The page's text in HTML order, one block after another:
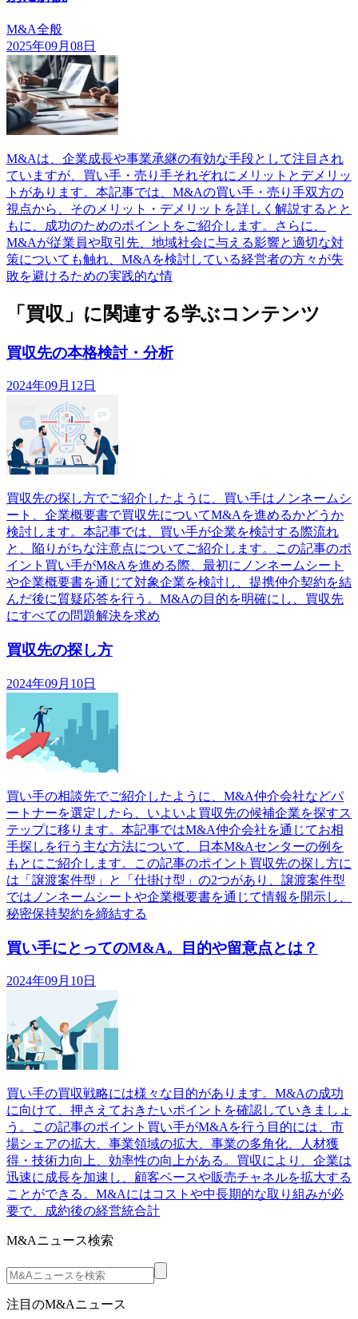
M&A全般
2025年09月08日
M&Aは、企業成長や事業承継の有効な手段として注目され
ていますが、買い手・売り手それぞれにメリットとデメリッ
トがあります。本記事では、M&Aの買い手・売り手双方の
視点から、そのメリット・デメリットを詳しく解説するとと
もに、成功のためのポイントをご紹介します。さらに、
M&Aが従業員や取引先、地域社会に与える影響と適切な対
策についても触れ、M&Aを検討している経営者の方々が失
敗を避けるための実践的な情
「買収」に関連する学ぶコンテンツ
買収先の本格検討・分析
2024年09月12日
買収先の探し方でご紹介したように、買い手はノンネームシ
ート、企業概要書で買収先についてM&Aを進めるかどうか
検討します。本記事では、買い手が企業を検討する際流れ
と、陥りがちな注意点についてご紹介します。この記事のポ
イント買い手がM&Aを進める際、最初にノンネームシート
や企業概要書を通じて対象企業を検討し、提携仲介契約を結
んだ後に質疑応答を行う。M&Aの目的を明確にし、買収先
にすべての問題解決を求め
買収先の探し方
2024年09月10日
買い手の相談先でご紹介したように、M&A仲介会社などパ
ートナーを選定したら、いよいよ買収先の候補企業を探すス
テップに移ります。本記事ではM&A仲介会社を通じてお相
手探しを行う主な方法について、日本M&Aセンターの例を
もとにご紹介します。この記事のポイント買収先の探し方に
は「譲渡案件型」と「仕掛け型」の2つがあり、譲渡案件型
ではノンネームシートや企業概要書を通じて情報を開示し、
秘密保持契約を締結する
買い手にとってのM&A。目的や留意点とは？
2024年09月10日
買い手の買収戦略には様々な目的があります。M&Aの成功
に向けて、押さえておきたいポイントを確認していきましょ
う。この記事のポイント買い手がM&Aを行う目的には、市
場シェアの拡大、事業領域の拡大、事業の多角化、人材獲
得・技術力向上、効率性の向上がある。買収により、企業は
迅速に成長を加速し、顧客ベースや販売チャネルを拡大する
ことができる。M&Aにはコストや中長期的な取り組みが必
要で、成約後の経営統合計
M&Aニュース検索
注目のM&Aニュース